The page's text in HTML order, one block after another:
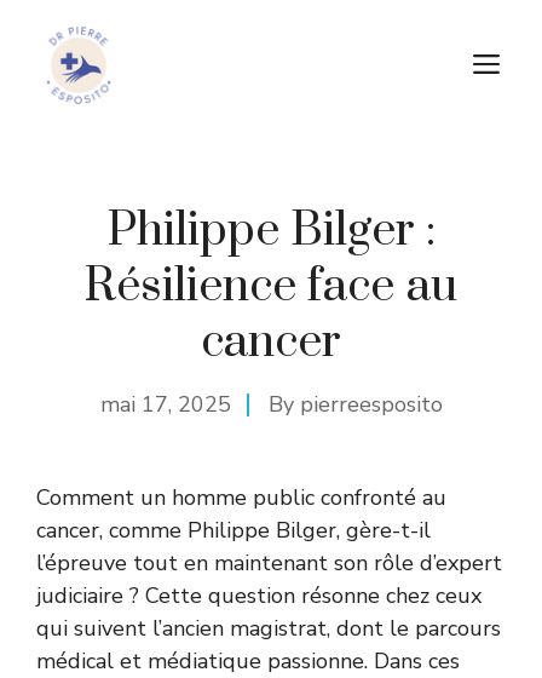
contenu
Philippe Bilger :
Résilience face au
cancer
mai 17, 2025 By pierreesposito
Comment un homme public confronté au
cancer, comme Philippe Bilger, gère-t-il
l’épreuve tout en maintenant son rôle d’expert
judiciaire ? Cette question résonne chez ceux
qui suivent l’ancien magistrat, dont le parcours
médical et médiatique passionne. Dans ces